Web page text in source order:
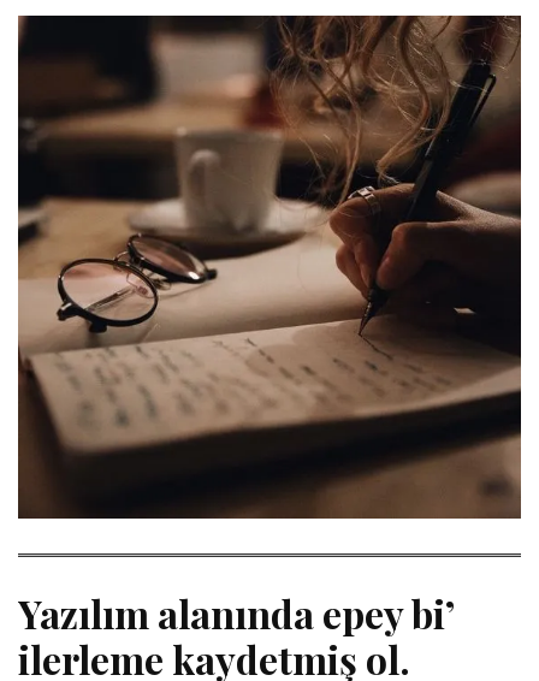
Yazılım alanında epey bi’
ilerleme kaydetmiş ol.